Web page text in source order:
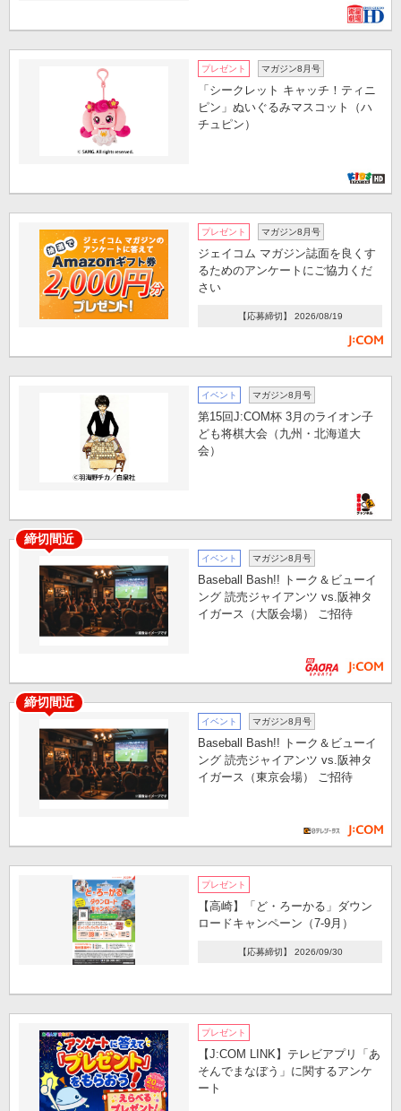
プレゼント マガジン8月号
「シークレット キャッチ！ティニ
ピン」ぬいぐるみマスコット（ハ
チュピン）
プレゼント マガジン8月号
ジェイコム マガジン誌面を良くす
るためのアンケートにご協力くだ
さい
【応募締切】 2026/08/19
イベント マガジン8月号
第15回J:COM杯 3月のライオン子
ども将棋大会（九州・北海道大
会）
締切間近
イベント マガジン8月号
Baseball Bash!! トーク＆ビューイ
ング 読売ジャイアンツ vs.阪神タ
イガース（大阪会場） ご招待
締切間近
イベント マガジン8月号
Baseball Bash!! トーク＆ビューイ
ング 読売ジャイアンツ vs.阪神タ
イガース（東京会場） ご招待
プレゼント
【高崎】「ど・ろーかる」ダウン
ロードキャンペーン（7-9月）
【応募締切】 2026/09/30
プレゼント
【J:COM LINK】テレビアプリ「あ
そんでまなぼう」に関するアンケ
ート